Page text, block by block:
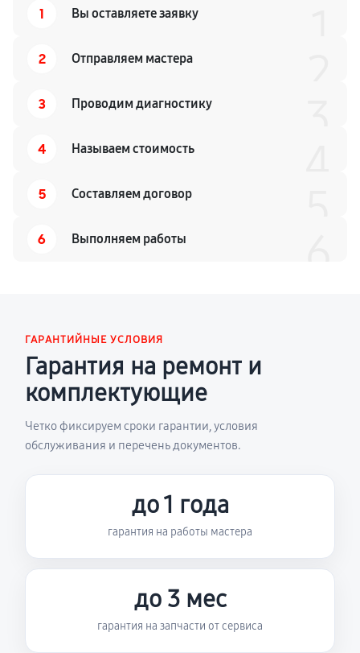
1 Вы оставляете заявку
2 Отправляем мастера
3 Проводим диагностику
4 Называем стоимость
5 Составляем договор
6 Выполняем работы
ГАРАНТИЙНЫЕ УСЛОВИЯ
Гарантия на ремонт и
комплектующие
Четко фиксируем сроки гарантии, условия
обслуживания и перечень документов.
до 1 года
гарантия на работы мастера
до 3 мес
гарантия на запчасти от сервиса